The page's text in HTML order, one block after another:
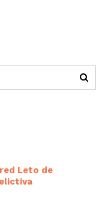
Leto de